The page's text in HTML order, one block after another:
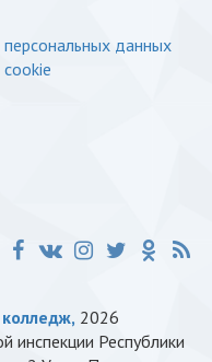
данных
2026
инспекции Республики